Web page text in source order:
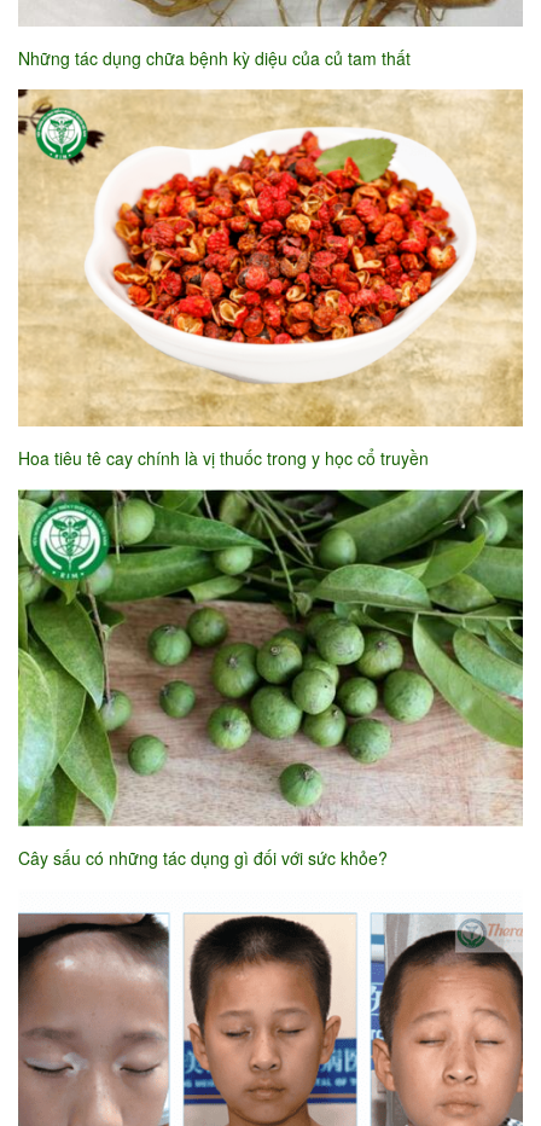
Những tác dụng chữa bệnh kỳ diệu của củ tam thất
Hoa tiêu tê cay chính là vị thuốc trong y học cổ truyền
Cây sấu có những tác dụng gì đối với sức khỏe?